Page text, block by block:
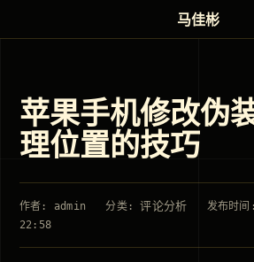
苹果手机修改伪
理位置的技巧
作者: admin 分类:评论分析
发布时
22:58
马佳彬